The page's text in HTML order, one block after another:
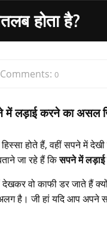
होता है?
Comments: 0
में लड़ाई करने का असल
हिस्सा होते हैं, वहीं सपने में
जा रहे हैं किसपने में लड़ाई
वो काफी डर जाते हैं
है। जी हां यदि आप अपने